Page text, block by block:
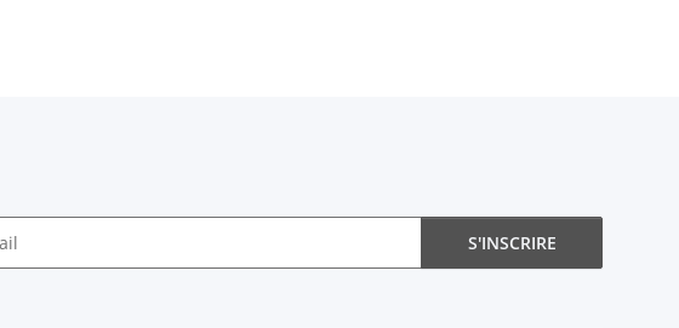
S'INSCRIRE